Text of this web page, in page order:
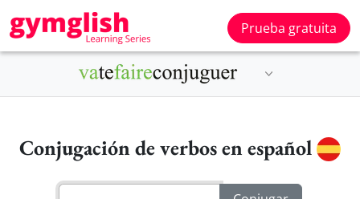
Prueba gratuita
Conjugación de verbos en español